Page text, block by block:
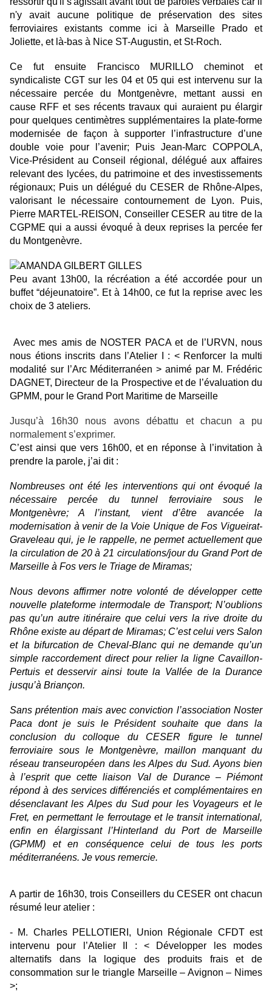
n'y avait aucune politique de préservation des sites
ferroviaires existants comme ici à Marseille Prado et
Joliette, et là-bas à Nice ST-Augustin, et St-Roch.
Ce fut ensuite Francisco MURILLO cheminot et
syndicaliste CGT sur les 04 et 05 qui est intervenu sur la
nécessaire percée du Montgenèvre, mettant aussi en
cause RFF et ses récents travaux qui auraient pu élargir
pour quelques centimètres supplémentaires la plate-forme
modernisée de façon à supporter l’infrastructure d’une
double voie pour l’avenir; Puis Jean-Marc COPPOLA,
Vice-Président au Conseil régional, délégué aux affaires
relevant des lycées, du patrimoine et des investissements
régionaux; Puis un délégué du CESER de Rhône-Alpes,
valorisant le nécessaire contournement de Lyon. Puis,
Pierre MARTEL-REISON, Conseiller CESER au titre de la
CGPME qui a aussi évoqué à deux reprises la percée fer
du Montgenèvre.
Peu avant 13h00, la récréation a été accordée pour un
buffet “déjeunatoire”. Et à 14h00, ce fut la reprise avec les
choix de 3 ateliers.
Avec mes amis de NOSTER PACA et de l’URVN, nous
nous étions inscrits dans l’Atelier I : < Renforcer la multi
modalité sur l’Arc Méditerranéen > animé par M. Frédéric
DAGNET, Directeur de la Prospective et de l’évaluation du
GPMM, pour le Grand Port Maritime de Marseille
Jusqu’à 16h30 nous avons débattu et chacun a pu
normalement s’exprimer.
C’est ainsi que vers 16h00, et en réponse à l’invitation à
prendre la parole, j’ai dit :
Nombreuses ont été les interventions qui ont évoqué la
nécessaire percée du tunnel ferroviaire sous le
Montgenèvre; A l’instant, vient d’être avancée la
modernisation à venir de la Voie Unique de Fos Vigueirat-
Graveleau qui, je le rappelle, ne permet actuellement que
la circulation de 20 à 21 circulations/jour du Grand Port de
Marseille à Fos vers le Triage de Miramas;
Nous devons affirmer notre volonté de développer cette
nouvelle plateforme intermodale de Transport; N’oublions
pas qu’un autre itinéraire que celui vers la rive droite du
Rhône existe au départ de Miramas; C’est celui vers Salon
et la bifurcation de Cheval-Blanc qui ne demande qu’un
simple raccordement direct pour relier la ligne Cavaillon-
Pertuis et desservir ainsi toute la Vallée de la Durance
jusqu’à Briançon.
Sans prétention mais avec conviction l’association Noster
Paca dont je suis le Président souhaite que dans la
conclusion du colloque du CESER figure le tunnel
ferroviaire sous le Montgenèvre, maillon manquant du
réseau transeuropéen dans les Alpes du Sud. Ayons bien
à l’esprit que cette liaison Val de Durance – Piémont
répond à des services différenciés et complémentaires en
désenclavant les Alpes du Sud pour les Voyageurs et le
Fret, en permettant le ferroutage et le transit international,
enfin en élargissant l’Hinterland du Port de Marseille
(GPMM) et en conséquence celui de tous les ports
méditerranéens. Je vous remercie.
A partir de 16h30, trois Conseillers du CESER ont chacun
résumé leur atelier :
- M. Charles PELLOTIERI, Union Régionale CFDT est
intervenu pour l’Atelier II : < Développer les modes
alternatifs dans la logique des produits frais et de
consommation sur le triangle Marseille – Avignon – Nimes
>;